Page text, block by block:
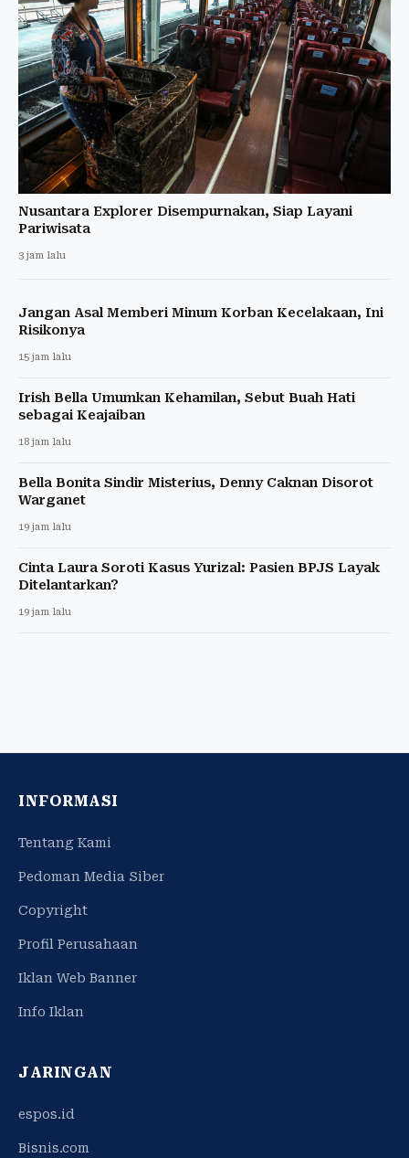
Nusantara Explorer Disempurnakan, Siap Layani
Pariwisata
3 jam lalu
Jangan Asal Memberi Minum Korban Kecelakaan, Ini
Risikonya
15 jam lalu
Irish Bella Umumkan Kehamilan, Sebut Buah Hati
sebagai Keajaiban
18 jam lalu
Bella Bonita Sindir Misterius, Denny Caknan Disorot
Warganet
19 jam lalu
Cinta Laura Soroti Kasus Yurizal: Pasien BPJS Layak
Ditelantarkan?
19 jam lalu
INFORMASI
Tentang Kami
Pedoman Media Siber
Copyright
Profil Perusahaan
Iklan Web Banner
Info Iklan
JARINGAN
espos.id
Bisnis.com